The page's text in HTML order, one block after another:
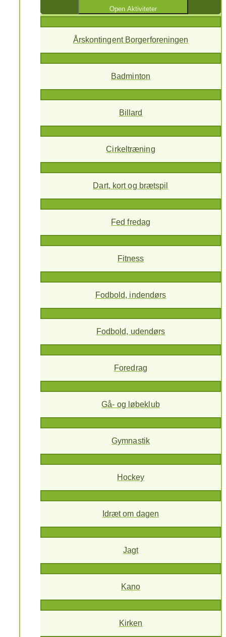
Open Aktiviteter
Årskontingent Borgerforeningen
Badminton
Billard
Cirkeltræning
Dart, kort og brætspil
Fed fredag
Fitness
Fodbold, indendørs
Fodbold, udendørs
Foredrag
Gå- og løbeklub
Gymnastik
Hockey
Idræt om dagen
Jagt
Kano
Kirken